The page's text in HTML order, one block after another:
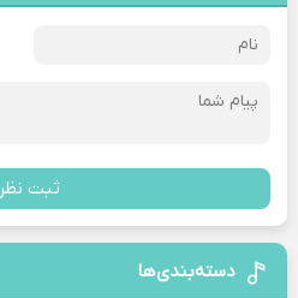
ثبت نظر
دسته‌بندی‌ها